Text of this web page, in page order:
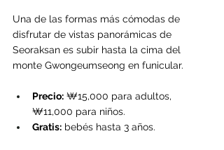
Una de las formas más cómodas de
disfrutar de vistas panorámicas de
Seoraksan es subir hasta la cima del
monte Gwongeumseong en funicular.
Precio: ₩15,000 para adultos,
₩11,000 para niños.
Gratis: bebés hasta 3 años.